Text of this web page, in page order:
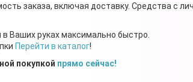
заказа, включая доставку. Средства с
Ваших руках максимально быстро.
Перейти в каталог!
покупкой прямо сейчас!